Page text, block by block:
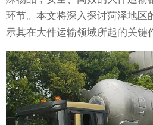
环节。本文将深入探讨菏泽地区
示其在大件运输领域所起的关键